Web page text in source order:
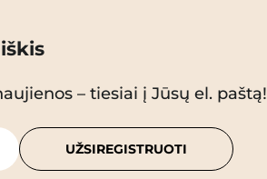
– tiesiai į Jūsų el. paštą!
UŽSIREGISTRUOTI